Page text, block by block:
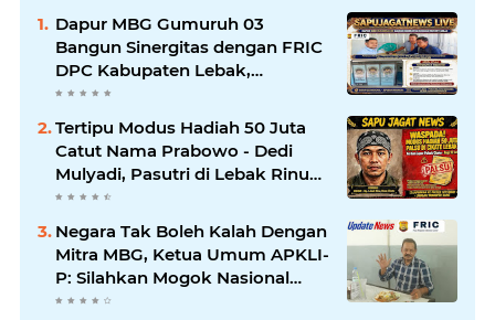
Dapur MBG Gumuruh 03
Bangun Sinergitas dengan FRIC
DPC Kabupaten Lebak,
Komitmen Jalankan SOP BGN
Pusat
Tertipu Modus Hadiah 50 Juta
Catut Nama Prabowo - Dedi
Mulyadi, Pasutri di Lebak Rinu
Cikate Lebak Rugi Rp 12 Juta
Negara Tak Boleh Kalah Dengan
Mitra MBG, Ketua Umum APKLI-
P: Silahkan Mogok Nasional
Ganti Kantin Sekolah